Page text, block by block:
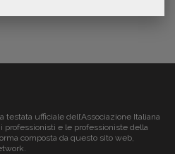
testata ufficiale dell’Associazione Italiana
professionisti e le professioniste della
composta da questo sito web,